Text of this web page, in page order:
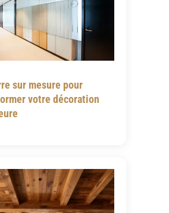
sur mesure pour
votre décoration